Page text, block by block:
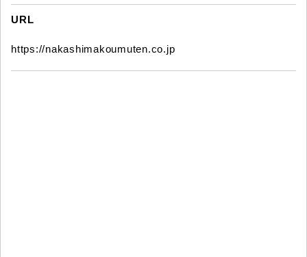
URL
https://nakashimakoumuten.co.jp